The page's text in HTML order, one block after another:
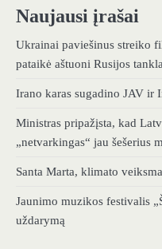
Naujausi įrašai
Ukrainai paviešinus streiko
pataikė aštuoni Rusijos
Irano karas sugadino JAV ir
Ministras pripažįsta, kad
„netvarkingas“ jau šešerius
Santa Marta, klimato
Jaunimo muzikos festivalis
uždarymą